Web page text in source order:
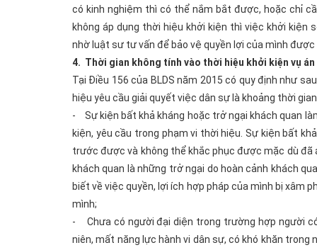
có kinh nghiệm thì có thể nắm bắt được, hoặc chỉ
không áp dụng thời hiệu khởi kiện thì việc khởi kiện
nhờ luật sư tư vấn để bảo vệ quyền lợi của mình
4. Thời gian không tính vào thời hiệu khởi kiện vụ
Tại Điều 156 của BLDS năm 2015 có quy định như
hiệu yêu cầu giải quyết việc dân sự là khoảng thời
- Sự kiện bất khả kháng hoặc trở ngại khách quan
kiện, yêu cầu trong phạm vi thời hiệu. Sự kiện bất
trước được và không thể khắc phục được mặc dù đã
khách quan là những trở ngại do hoàn cảnh khách
biết về việc quyền, lợi ích hợp pháp của mình bị xâm
mình;
- Chưa có người đại diện trong trường hợp người
niên, mất năng lực hành vi dân sự, có khó khăn trong